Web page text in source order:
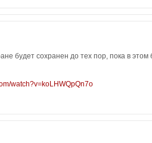
будет сохранен до тех пор, пока в этом
watch?v=koLHWQpQn7o